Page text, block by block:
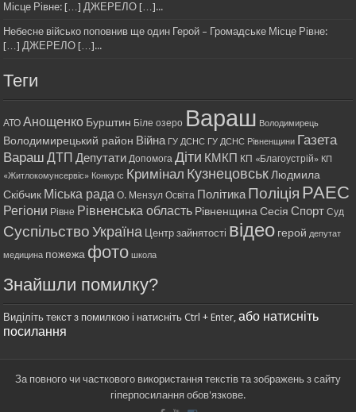
Місце Рівне: […] ДЖЕРЕЛО […]...
Небесне військо поповнив ще один Герой – Громадське Місце Рівне:
[…] ДЖЕРЕЛО […]...
Теги
АТО Анощенко Бурштин Біле озеро Вараш Володимирець
Володимирецький район Війна ГУ ДСНС ГУ ДСНС Рівненщини Газета
Вараш ДТП Депутати Допомога Діти КМКП КП «Благоустрій» КП
«Житлокомунсервіс» Конкурс Кримінал Кузнецовськ Людмила
Скібчик Міська рада О. Мензул Освіта ПолітикаПоліція РАЕС
Регіони Рівне Рівненська область Рівненщина Сесія Спорт Суд
Суспільство Україна Центр зайнятості відео герой депутат
медицина пожежа фото школа
Знайшли помилку?
Виділіть текст з помилкою і натисніть Ctrl + Enter,або натисніть
посилання
За повного чи часткового використання текстів та зображень з сайту
гіперпосилання обов'язкове.